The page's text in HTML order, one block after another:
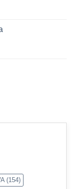
(154)